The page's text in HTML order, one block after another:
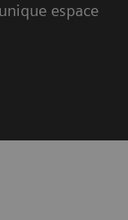
espace